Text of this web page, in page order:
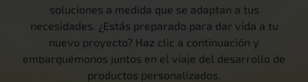
soluciones a medida que se adaptan a tus
necesidades. ¿Estás preparado para dar vida a tu
nuevo proyecto? Haz clic a continuación y
embarquémonos juntos en el viaje del desarrollo de
productos personalizados.